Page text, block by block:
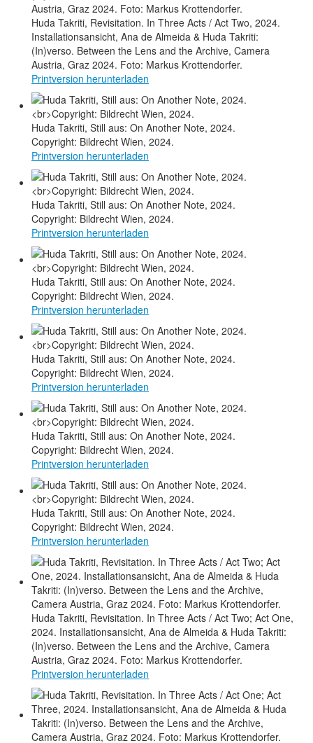
Huda Takriti, Revisitation. In Three Acts / Act Two, 2024.
Installationsansicht, Ana de Almeida & Huda Takriti:
(In)verso. Between the Lens and the Archive, Camera
Austria, Graz 2024. Foto: Markus Krottendorfer.
Printversion herunterladen
Huda Takriti, Still aus: On Another Note, 2024.
Copyright: Bildrecht Wien, 2024.
Printversion herunterladen
Huda Takriti, Still aus: On Another Note, 2024.
Copyright: Bildrecht Wien, 2024.
Printversion herunterladen
Huda Takriti, Still aus: On Another Note, 2024.
Copyright: Bildrecht Wien, 2024.
Printversion herunterladen
Huda Takriti, Still aus: On Another Note, 2024.
Copyright: Bildrecht Wien, 2024.
Printversion herunterladen
Huda Takriti, Still aus: On Another Note, 2024.
Copyright: Bildrecht Wien, 2024.
Printversion herunterladen
Huda Takriti, Still aus: On Another Note, 2024.
Copyright: Bildrecht Wien, 2024.
Printversion herunterladen
Huda Takriti, Revisitation. In Three Acts / Act Two; Act One,
2024. Installationsansicht, Ana de Almeida & Huda Takriti:
(In)verso. Between the Lens and the Archive, Camera
Austria, Graz 2024. Foto: Markus Krottendorfer.
Printversion herunterladen